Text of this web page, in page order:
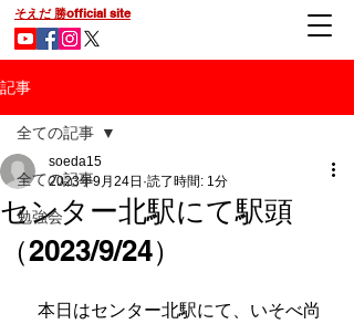
そえだ 勝official site
記事
全ての記事
勉強会
全ての記事
センター北駅にて駅頭
（2023/9/24）
soeda15
2023年9月24日 読了時間: 1分
本日はセンター北駅にて、いそべ尚